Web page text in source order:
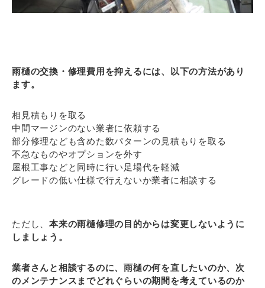
雨樋の交換・修理費用を抑えるには、以下の方法があり
ます。
相見積もりを取る
中間マージンのない業者に依頼する
部分修理なども含めた数パターンの見積もりを取る
不急なものやオプションを外す
屋根工事などと同時に行い足場代を軽減
グレードの低い仕様で行えないか業者に相談する
ただし、 本来の雨樋修理の目的からは変更しないように
しましょう。
業者さんと相談するのに、雨樋の何を直したいのか、次
のメンテナンスまでどれぐらいの期間を考えているのか